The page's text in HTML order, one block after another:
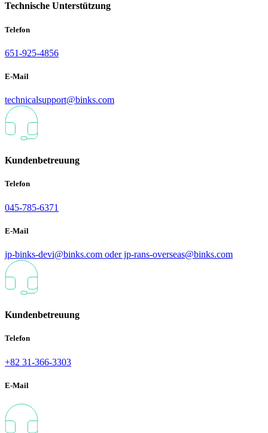
Technische Unterstützung
Telefon
651-925-4856
E-Mail
technicalsupport@binks.com
Kundenbetreuung
Telefon
045-785-6371
E-Mail
jp-binks-devi@binks.com oder jp-rans-overseas@binks.com
Kundenbetreuung
Telefon
+82 31-366-3303
E-Mail